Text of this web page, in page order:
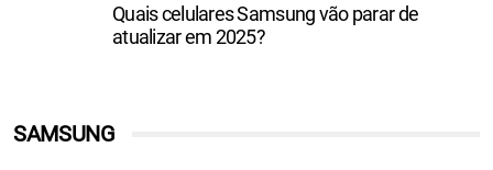
SAMSUNG
Quais celulares Samsung vão parar de
atualizar em 2025?